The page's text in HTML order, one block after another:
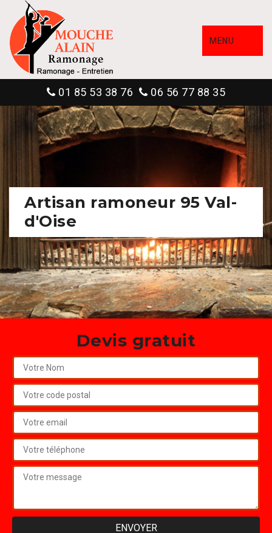
MENU
01 85 53 38 76 06 56 77 88 35
Artisan ramoneur 95 Val-
d'Oise
Devis gratuit